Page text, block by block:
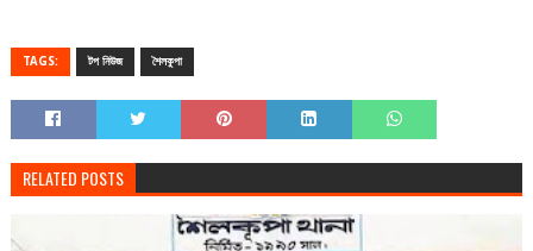
TAGS: টপ নিউজ শৈলকুপা
RELATED POSTS